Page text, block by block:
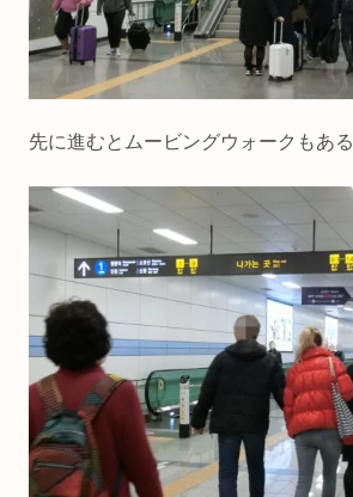
先に進むとムービングウォークもあ